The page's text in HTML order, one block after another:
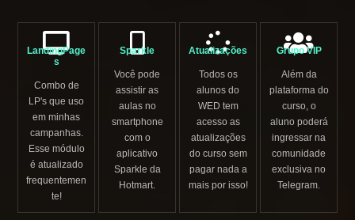
LandingPage
s
Combo de
LP's que uso
em minhas
campanhas.
Esse módulo
é atualizado
frequentemen
te!
Sparkle
Você pode
assistir as
aulas no
smartphone
com o
aplicativo
Sparkle da
Hotmart.
Atualizações
Todos os
alunos do
WED tem
acesso as
atualizações
do curso sem
pagar nada a
mais por isso!
Grupo VIP
Além da
plataforma do
curso, o
aluno poderá
ingressar na
comunidade
exclusiva no
Telegram.